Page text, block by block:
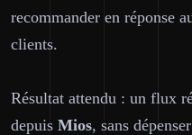
recommander en réponse
clients.
Résultat attendu : un flux
depuis Mios, sans